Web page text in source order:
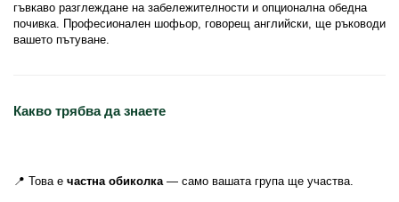
гъвкаво разглеждане на забележителности и опционална обедна
почивка. Професионален шофьор, говорещ английски, ще ръководи
вашето пътуване.
Какво трябва да знаете
📍 Това е частна обиколка— само вашата група ще участва.